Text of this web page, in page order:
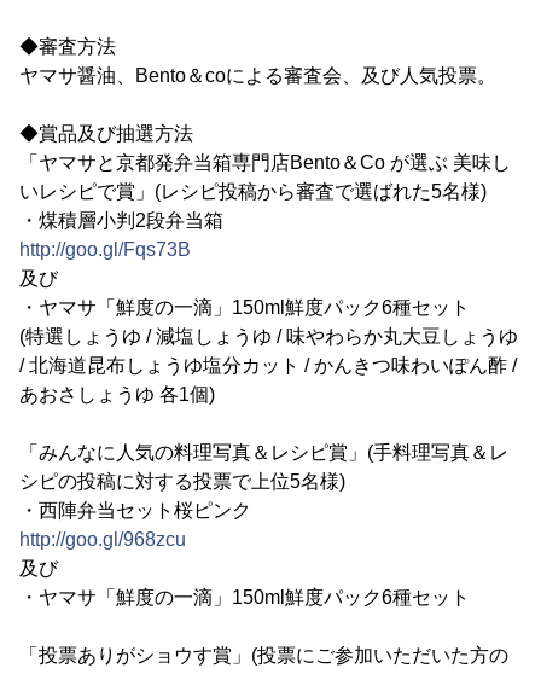
◆審査方法
ヤマサ醤油、Bento＆coによる審査会、及び人気投票。
◆賞品及び抽選方法
「ヤマサと京都発弁当箱専門店Bento＆Co が選ぶ 美味し
いレシピで賞」(レシピ投稿から審査で選ばれた5名様)
・煤積層小判2段弁当箱
http://goo.gl/Fqs73B
及び
・ヤマサ「鮮度の一滴」150ml鮮度パック6種セット
(特選しょうゆ / 減塩しょうゆ / 味やわらか丸大豆しょうゆ
/ 北海道昆布しょうゆ塩分カット / かんきつ味わいぽん酢 /
あおさしょうゆ 各1個)
「みんなに人気の料理写真＆レシピ賞」(手料理写真＆レ
シピの投稿に対する投票で上位5名様)
・西陣弁当セット桜ピンク
http://goo.gl/968zcu
及び
・ヤマサ「鮮度の一滴」150ml鮮度パック6種セット
「投票ありがショウす賞」(投票にご参加いただいた方の